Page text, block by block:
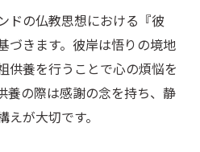
ドの仏教思想における『彼
づきます。彼岸は悟りの境地
供養を行うことで心の煩悩を
養の際は感謝の念を持ち、静
が大切です。